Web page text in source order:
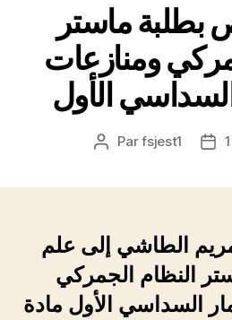
بطلبة ماستر
ومنازعات
السداسي الأول
Auteur
Parfsjest1
الطاشي إلى علم
النظام الجمركي
السداسي الأول مادة